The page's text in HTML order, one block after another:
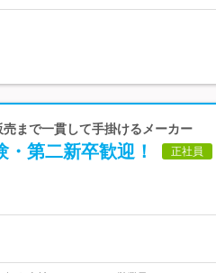
まで一貫して手掛けるメーカー
第二新卒歓迎！ 正社員